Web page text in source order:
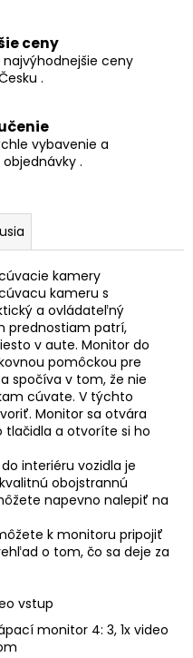
ceny
ceny
.
vybavenie a
.
kamery
kameru s
a ovládateľný
prednostiam patrí,
v aute. Monitor do
pomôckou pre
spočíva v tom, že nie
cúvate. V týchto
Monitor sa otvára
a otvoríte si ho
interiéru vozidla je
obojstrannú
napevno nalepiť na
k monitoru pripojiť
o tom, čo sa deje za
vstup
monitor 4: 3, 1x video